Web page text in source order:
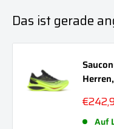
Das ist gerade
Auf